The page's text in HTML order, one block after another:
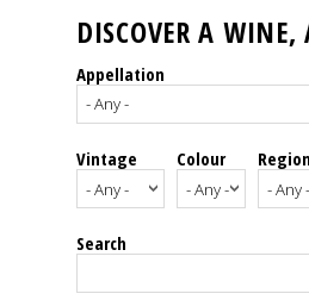
Our
events
Spirits
Tasting
reviews
DISCOVER A WINE,
Appellation
Vintage Colour
Search